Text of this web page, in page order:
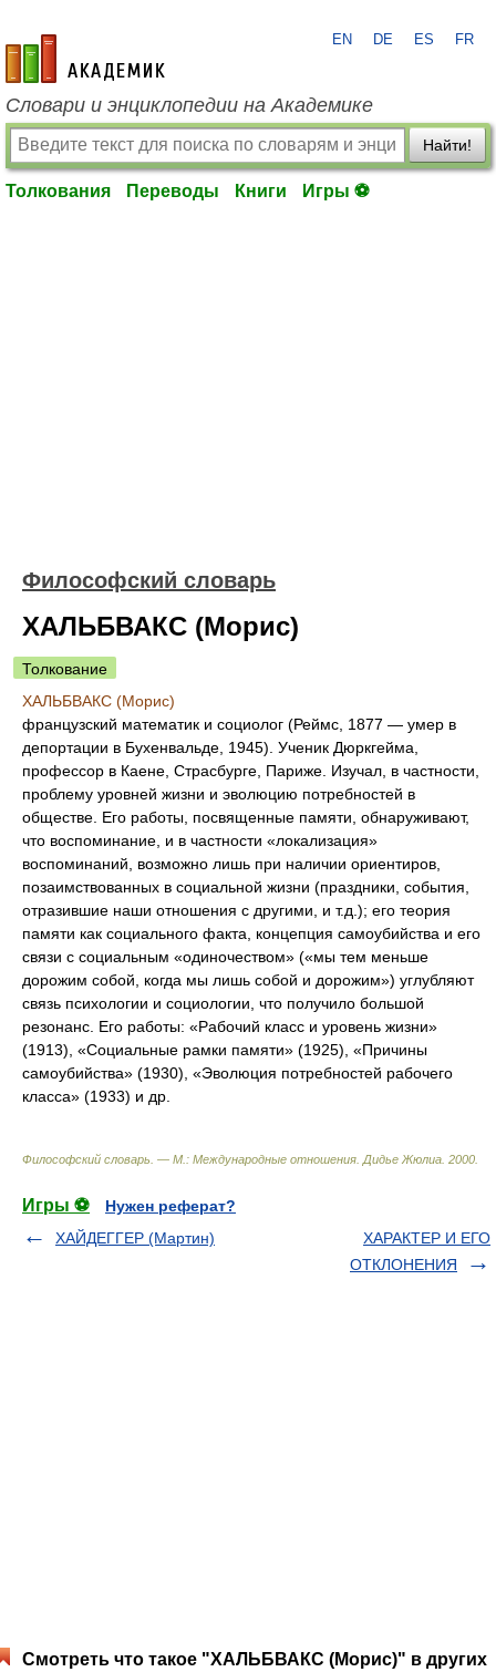
academic.ru
EN DE ES FR
Словари и энциклопедии на Академике
Найти!
Толкования Переводы Книги Игры ⚽
Философский словарь
ХАЛЬБВАКС (Морис)
Толкование
ХАЛЬБВАКС (Морис)
французский математик и социолог (Реймс, 1877 — умер в
депортации в Бухенвальде, 1945). Ученик Дюркгейма,
профессор в Каене, Страсбурге, Париже. Изучал, в частности,
проблему уровней жизни и эволюцию потребностей в
обществе. Его работы, посвященные памяти, обнаруживают,
что воспоминание, и в частности «локализация»
воспоминаний, возможно лишь при наличии ориентиров,
позаимствованных в социальной жизни (праздники, события,
отразившие наши отношения с другими, и т.д.); его теория
памяти как социального факта, концепция самоубийства и его
связи с социальным «одиночеством» («мы тем меньше
дорожим собой, когда мы лишь собой и дорожим») углубляют
связь психологии и социологии, что получило большой
резонанс. Его работы: «Рабочий класс и уровень жизни»
(1913), «Социальные рамки памяти» (1925), «Причины
самоубийства» (1930), «Эволюция потребностей рабочего
класса» (1933) и др.
Философский словарь. — М.: Международные отношения Дидье Жюлиа 2000
Игры ⚽
Нужен реферат?
ХАЙДЕГГЕР (Мартин)
ХАРАКТЕР И ЕГО
ОТКЛОНЕНИЯ
Смотреть что такое "ХАЛЬБВАКС (Морис)" в других